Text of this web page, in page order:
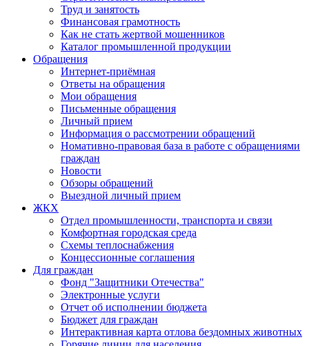
Труд и занятость
Финансовая грамотность
Как не стать жертвой мошенников
Каталог промышленной продукции
Обращения
Интернет-приёмная
Ответы на обращения
Мои обращения
Письменные обращения
Личный прием
Информация о рассмотрении обращений
Номативно-правовая база в работе с обращениями
граждан
Новости
Обзоры обращений
Выездной личный прием
ЖКХ
Отдел промышленности, транспорта и связи
Комфортная городская среда
Схемы теплоснабжения
Концессионные соглашения
Для граждан
Фонд "Защитники Отечества"
Электронные услуги
Отчет об исполнении бюджета
Бюджет для граждан
Интерактивная карта отлова бездомных животных